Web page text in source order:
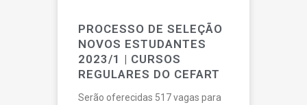
PROCESSO DE SELEÇÃO
NOVOS ESTUDANTES
2023/1 | CURSOS
REGULARES DO CEFART
Serão oferecidas 517 vagas para